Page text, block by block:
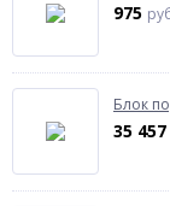
975
Блок
35 457